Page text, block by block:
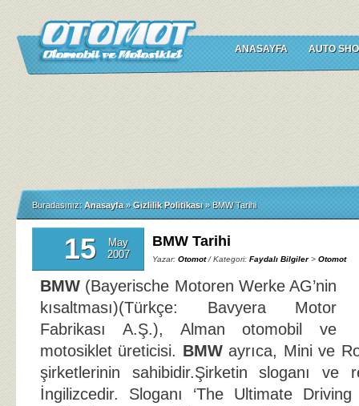
ANASAYFA AUTO
Buradasınız: Anasayfa » Gizlilik Politikası » BMW Tarihi
15
May
2007
BMW Tarihi
Yazar: Otomot/ Kategori: Faydalı Bilgiler> Otomot
BMW (Bayerische Motoren Werke AG’nin
kısaltması)(Türkçe: Bavyera Motor
Fabrikası A.Ş.), Alman otomobil ve
motosiklet üreticisi. BMWayrıca, Mini ve
şirketlerinin sahibidir.Şirketin sloganı ve
İngilizcedir. Sloganı ‘The Ultimate Driving